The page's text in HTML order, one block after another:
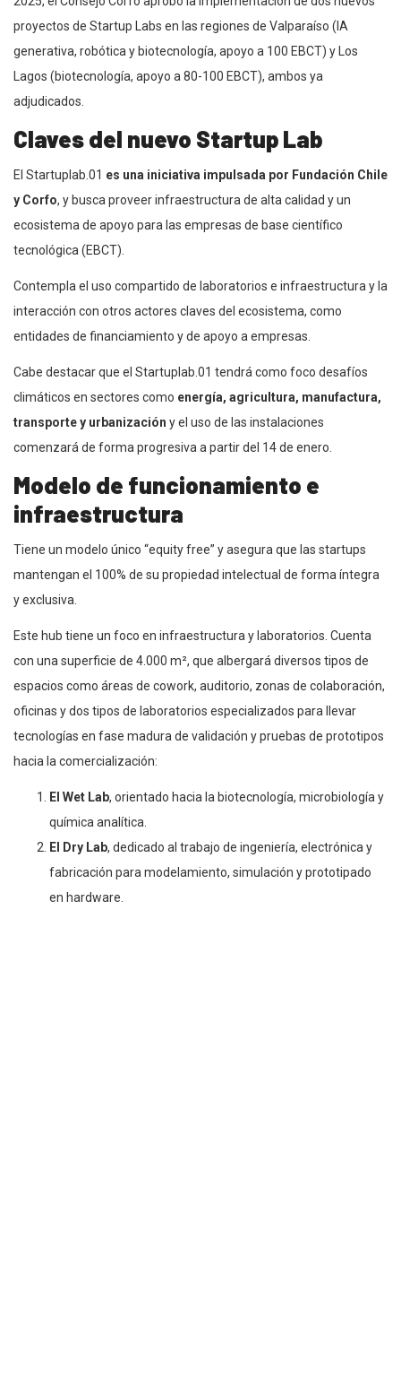
proyectos de Startup Labs en las regiones de Valparaíso (IA
generativa, robótica y biotecnología, apoyo a 100 EBCT) y Los
Lagos (biotecnología, apoyo a 80-100 EBCT), ambos ya
adjudicados.
Claves del nuevo Startup Lab
El Startuplab.01 es una iniciativa impulsada por Fundación Chile
y Corfo, y busca proveer infraestructura de alta calidad y un
ecosistema de apoyo para las empresas de base científico
tecnológica (EBCT).
Contempla el uso compartido de laboratorios e infraestructura y la
interacción con otros actores claves del ecosistema, como
entidades de financiamiento y de apoyo a empresas.
Cabe destacar que el Startuplab.01 tendrá como foco desafíos
climáticos en sectores como energía, agricultura, manufactura,
transporte y urbanización y el uso de las instalaciones
comenzará de forma progresiva a partir del 14 de enero.
Modelo de funcionamiento e
infraestructura
Tiene un modelo único “equity free” y asegura que las startups
mantengan el 100% de su propiedad intelectual de forma íntegra
y exclusiva.
Este hub tiene un foco en infraestructura y laboratorios. Cuenta
con una superficie de 4.000 m², que albergará diversos tipos de
espacios como áreas de cowork, auditorio, zonas de colaboración,
oficinas y dos tipos de laboratorios especializados para llevar
tecnologías en fase madura de validación y pruebas de prototipos
hacia la comercialización:
El Wet Lab, orientado hacia la biotecnología, microbiología y
química analítica.
El Dry Lab, dedicado al trabajo de ingeniería, electrónica y
fabricación para modelamiento, simulación y prototipado
en hardware.